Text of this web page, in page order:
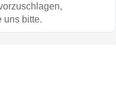
uns bitte.